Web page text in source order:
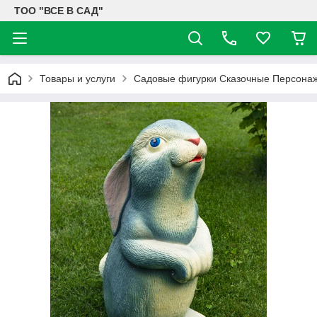
ТОО "ВСЕ В САД"
Товары и услуги Садовые фигурки Сказочные